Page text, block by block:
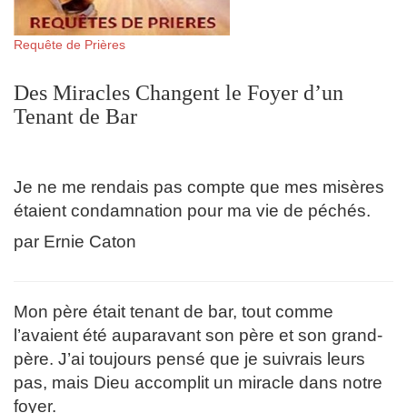
Requête de Prières
Des Miracles Changent le Foyer d’un
Tenant de Bar
Je ne me rendais pas compte que mes misères
étaient condamnation pour ma vie de péchés.
par Ernie Caton
Mon père était tenant de bar, tout comme
l’avaient été auparavant son père et son grand-
père. J’ai toujours pensé que je suivrais leurs
pas, mais Dieu accomplit un miracle dans notre
foyer.